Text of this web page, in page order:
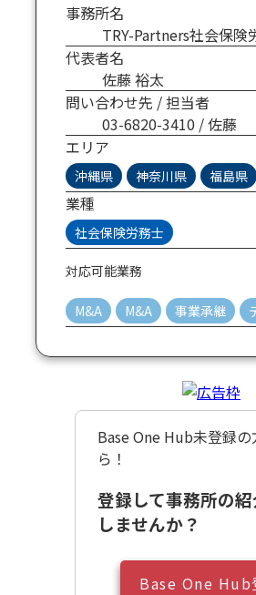
事務所名
TRY-Partners社会保険
代表者名
佐藤 裕太
問い合わせ先 / 担当者
03-6820-3410 / 佐藤
エリア
沖縄県 神奈川県 福島県
業種
社会保険労務士
対応可能業務
M&A M&A 事業承継
Base One Hub未登録の
ら！
登録して事務所の
しませんか？
Base One Hub